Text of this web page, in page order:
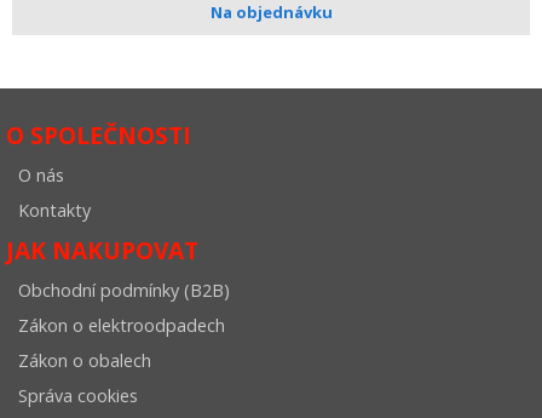
Na objednávku
O SPOLEČNOSTI
O nás
Kontakty
JAK NAKUPOVAT
Obchodní podmínky (B2B)
Zákon o elektroodpadech
Zákon o obalech
Správa cookies